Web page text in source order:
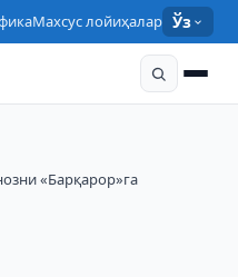
Махсус лойиҳалар Ўз
«Барқарор»га